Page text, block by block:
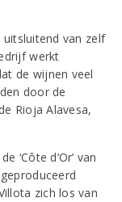
uitsluitend van zelf
werkt
de wijnen veel
door de
Rioja Alavesa,
‘Côte d’Or’ van
zich los van